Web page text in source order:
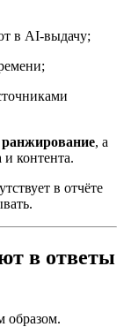
в AI-выдачу;
, а
и контента.
в отчёте
в ответы
образом.